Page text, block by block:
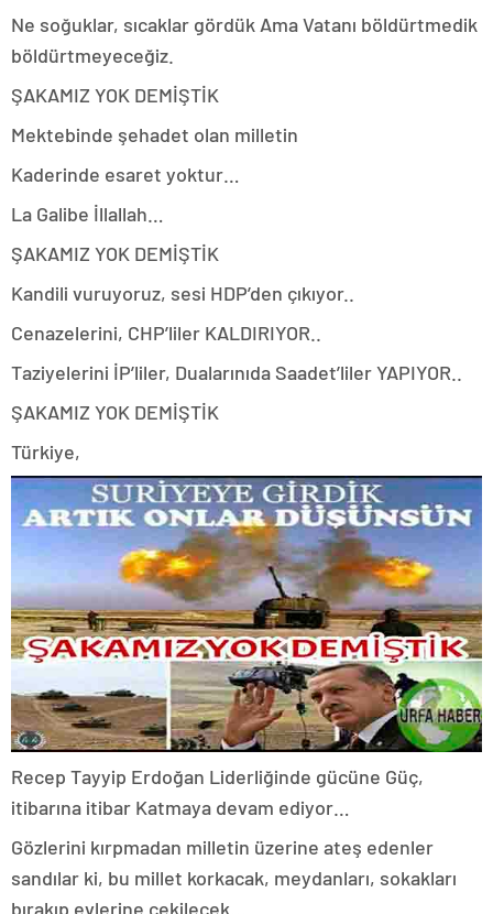
Ne soğuklar, sıcaklar gördük Ama Vatanı böldürtmedik
böldürtmeyeceğiz.
ŞAKAMIZ YOK DEMİŞTİK
Mektebinde şehadet olan milletin
Kaderinde esaret yoktur…
La Galibe İllallah…
ŞAKAMIZ YOK DEMİŞTİK
Kandili vuruyoruz, sesi HDP’den çıkıyor..
Cenazelerini, CHP’liler KALDIRIYOR..
Taziyelerini İP’liler, Dualarınıda Saadet’liler YAPIYOR..
ŞAKAMIZ YOK DEMİŞTİK
Türkiye,
Recep Tayyip Erdoğan Liderliğinde gücüne Güç,
itibarına itibar Katmaya devam ediyor…
Gözlerini kırpmadan milletin üzerine ateş edenler
sandılar ki, bu millet korkacak, meydanları, sokakları
bırakıp evlerine çekilecek…